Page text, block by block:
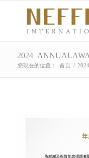
您現在的位置： 首頁 /